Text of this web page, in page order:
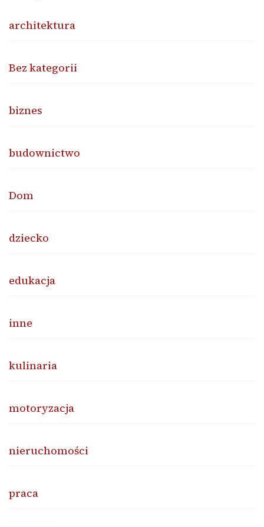
architektura
Bez kategorii
biznes
budownictwo
Dom
dziecko
edukacja
inne
kulinaria
motoryzacja
nieruchomości
praca